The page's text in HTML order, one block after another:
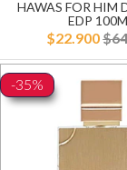
HAWAS FOR HIM
EDP
$22.900
-35%